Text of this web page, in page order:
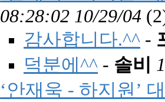
08:28:02 10/29/04 (
감사합니다.^^ -
덕분에^^ - 솔비
‘안재욱 - 하지원’